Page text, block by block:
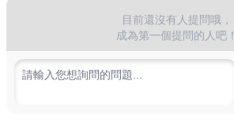
目前還沒有人提問哦，
成為第一個提問的人吧！
請輸入您想詢問的問題...